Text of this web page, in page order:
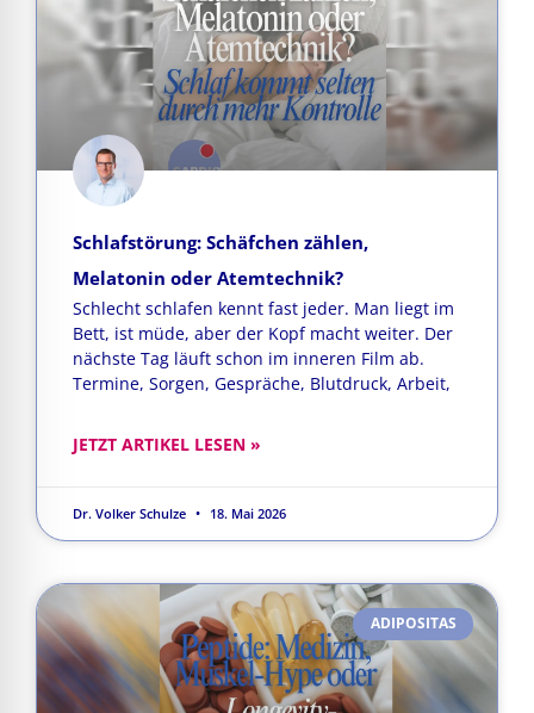
Schlafstörung: Schäfchen zählen,
Melatonin oder Atemtechnik?
Schlecht schlafen kennt fast jeder. Man liegt im
Bett, ist müde, aber der Kopf macht weiter. Der
nächste Tag läuft schon im inneren Film ab.
Termine, Sorgen, Gespräche, Blutdruck, Arbeit,
JETZT ARTIKEL LESEN »
Dr. Volker Schulze 18. Mai 2026
ADIPOSITAS